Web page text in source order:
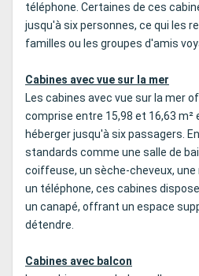
téléphone. Certaines de ces
jusqu'à six personnes, ce qui les
familles ou les groupes d'amis
Cabines avec vue sur la mer
Les cabines avec vue sur la mer
comprise entre 15,98 et 16,63
héberger jusqu'à six passagers.
standards comme une salle de
coiffeuse, un sèche-cheveux, une
un téléphone, ces cabines
un canapé, offrant un espace
détendre.
Cabines avec balcon